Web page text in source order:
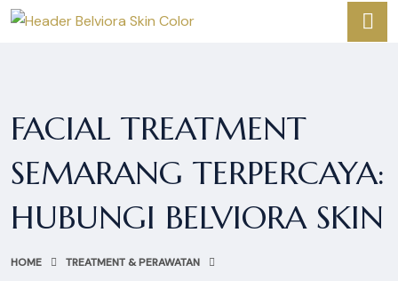
FACIAL TREATMENT
SEMARANG TERPERCAYA:
HUBUNGI BELVIORA SKIN
HOME
TREATMENT & PERAWATAN